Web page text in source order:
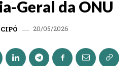
Geral da ONU
20/05/2026